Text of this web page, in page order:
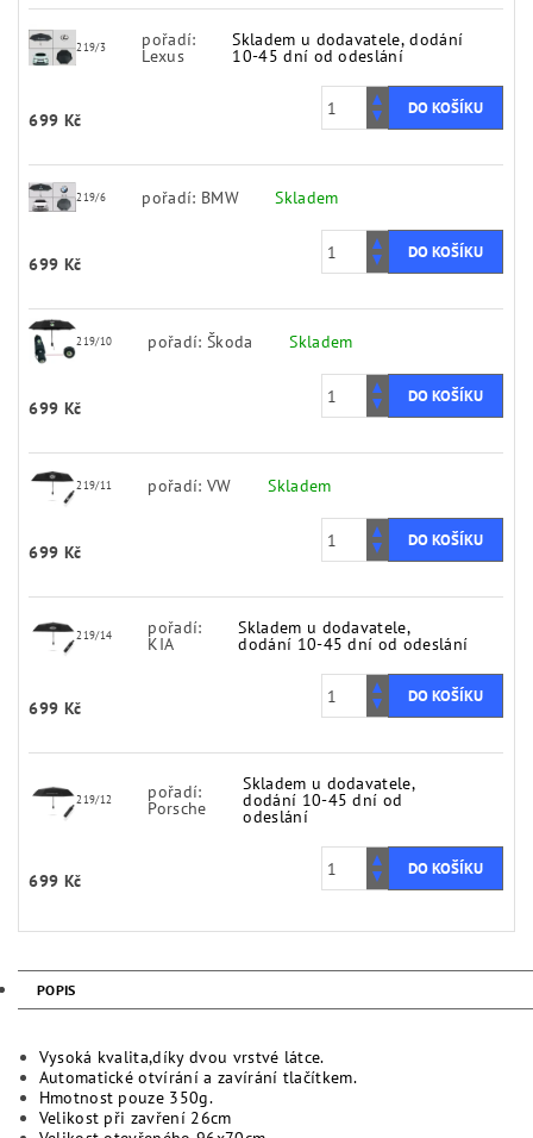
219/3 pořadí:
Lexus
Skladem u dodavatele, dodání
10-45 dní od odeslání
699 Kč
219/6 pořadí: BMW Skladem
699 Kč
219/10 pořadí: Škoda Skladem
699 Kč
219/11 pořadí: VW Skladem
699 Kč
219/14 pořadí:
KIA
Skladem u dodavatele,
dodání 10-45 dní od odeslání
699 Kč
219/12 pořadí:
Porsche
Skladem u dodavatele,
dodání 10-45 dní od
odeslání
699 Kč
POPIS
Vysoká kvalita,díky dvou vrstvé látce.
Automatické otvírání a zavírání tlačítkem.
Hmotnost pouze 350g.
Velikost při zavření 26cm